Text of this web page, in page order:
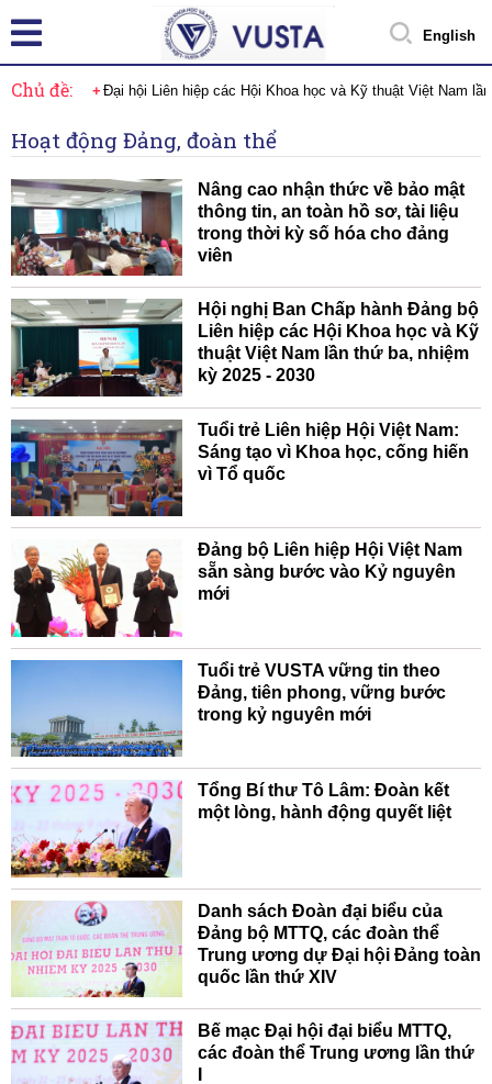
English
Chủ đề: Đại hội Liên hiệp các Hội Khoa học và Kỹ thuật Việt Nam
Hoạt động Đảng, đoàn thể
Nâng cao nhận thức về bảo mật
thông tin, an toàn hồ sơ, tài liệu
trong thời kỳ số hóa cho đảng
viên
Hội nghị Ban Chấp hành Đảng bộ
Liên hiệp các Hội Khoa học và Kỹ
thuật Việt Nam lần thứ ba, nhiệm
kỳ 2025 - 2030
Tuổi trẻ Liên hiệp Hội Việt Nam:
Sáng tạo vì Khoa học, cống hiến
vì Tổ quốc
Đảng bộ Liên hiệp Hội Việt Nam
sẵn sàng bước vào Kỷ nguyên
mới
Tuổi trẻ VUSTA vững tin theo
Đảng, tiên phong, vững bước
trong kỷ nguyên mới
Tổng Bí thư Tô Lâm: Đoàn kết
một lòng, hành động quyết liệt
Danh sách Đoàn đại biểu của
Đảng bộ MTTQ, các đoàn thể
Trung ương dự Đại hội Đảng toàn
quốc lần thứ XIV
Bế mạc Đại hội đại biểu MTTQ,
các đoàn thể Trung ương lần thứ